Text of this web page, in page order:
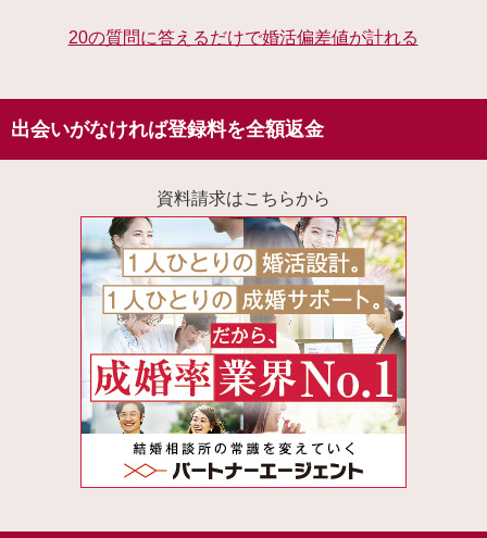
20の質問に答えるだけで婚活偏差値が計れる
出会いがなければ登録料を全額返金
資料請求はこちらから